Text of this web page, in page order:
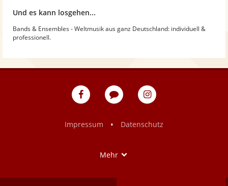
Und es kann losgehen...
Bands & Ensembles - Weltmusik aus ganz Deutschland: individuell &
professionell.
eventpeppers
Blog
eventpeppers
Impressum
• Datenschutz
Mehr